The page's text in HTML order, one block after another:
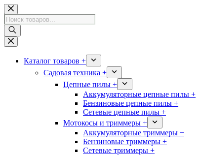
Перейти
к
сути
Поиск
товаров
Каталог товаров +
Садовая техника +
Цепные пилы +
Аккумуляторные цепные пилы +
Бензиновые цепные пилы +
Сетевые цепные пилы +
Мотокосы и триммеры +
Аккумуляторные триммеры +
Бензиновые триммеры +
Сетевые триммеры +